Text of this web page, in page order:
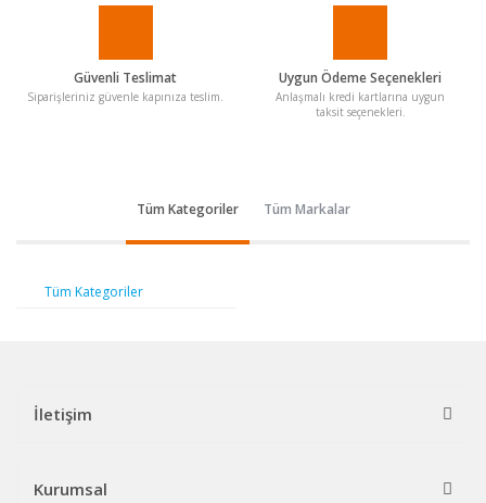
Güvenli Teslimat
Siparişleriniz güvenle kapınıza teslim.
Uygun Ödeme Seçenekleri
Anlaşmalı kredi kartlarına uygun
taksit seçenekleri.
Tüm Kategoriler Tüm Markalar
Tüm Kategoriler
İletişim
Kurumsal